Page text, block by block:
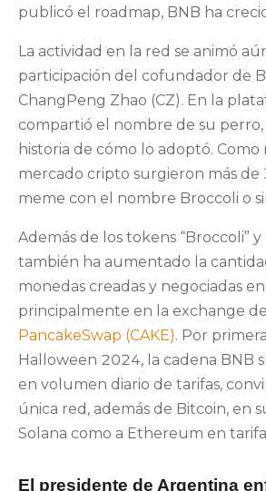
publicó el roadmap, BNB ha
La actividad en la red se animó
participación del cofundador de
ChangPeng Zhao (CZ). En la
compartió el nombre de su perro,
historia de cómo lo adoptó. Como
mercado cripto surgieron más de
meme con el nombre Broccoli o
Además de los tokens “Broccoli”
también ha aumentado la
monedas creadas y negociadas
principalmente en la exchange
PancakeSwap (CAKE). Por
Halloween 2024, la cadena BNB
en volumen diario de tarifas,
única red, además de Bitcoin, en
Solana como a Ethereum en
El presidente de Argentina